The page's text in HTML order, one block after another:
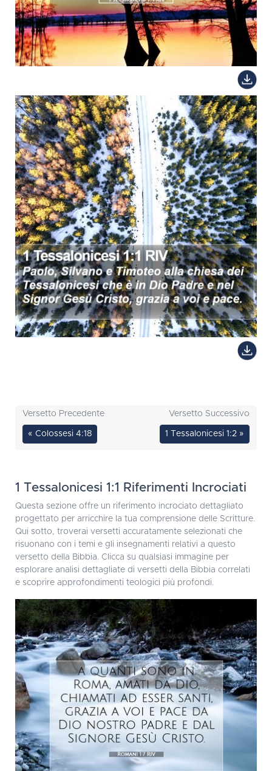
Versetto Precedente
« Colossesi 4:18
Versetto Successivo
1 Tessalonicesi 1:2 »
1 Tessalonicesi 1:1 Riferimenti Incrociati
Questa sezione offre un riferimento incrociato dettagliato
progettato per arricchire la tua comprensione delle Scritture.
Qui sotto, troverai versetti accuratamente selezionati che
risuonano con i temi e gli insegnamenti relativi a questo
versetto della Bibbia. Clicca su qualsiasi immagine per
esplorare analisi dettagliate di versetti della Bibbia correlati
e scoprire approfondimenti teologici più profondi.